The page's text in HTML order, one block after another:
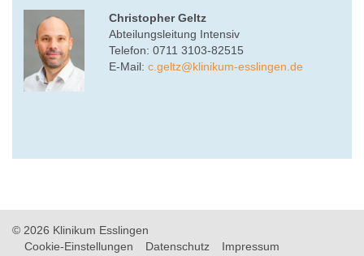
Christopher Geltz
Abteilungsleitung Intensiv
Telefon: 0711 3103-82515
E-Mail: c.geltz@klinikum-esslingen.de
© 2026 Klinikum Esslingen
Cookie-Einstellungen
Datenschutz Impressum